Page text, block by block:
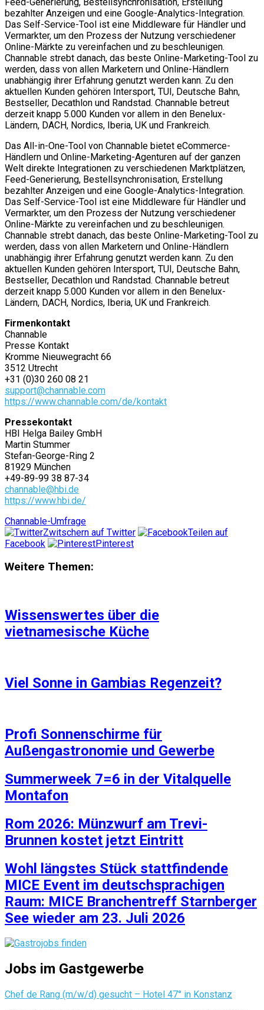
bezahlter Anzeigen und eine Google-Analytics-Integration.
Das Self-Service-Tool ist eine Middleware für Händler und
Vermarkter, um den Prozess der Nutzung verschiedener
Online-Märkte zu vereinfachen und zu beschleunigen.
Channable strebt danach, das beste Online-Marketing-Tool zu
werden, dass von allen Marketern und Online-Händlern
unabhängig ihrer Erfahrung genutzt werden kann. Zu den
aktuellen Kunden gehören Intersport, TUI, Deutsche Bahn,
Bestseller, Decathlon und Randstad. Channable betreut
derzeit knapp 5.000 Kunden vor allem in den Benelux-
Ländern, DACH, Nordics, Iberia, UK und Frankreich.
Das All-in-One-Tool von Channable bietet eCommerce-
Händlern und Online-Marketing-Agenturen auf der ganzen
Welt direkte Integrationen zu verschiedenen Marktplätzen,
Feed-Generierung, Bestellsynchronisation, Erstellung
bezahlter Anzeigen und eine Google-Analytics-Integration.
Das Self-Service-Tool ist eine Middleware für Händler und
Vermarkter, um den Prozess der Nutzung verschiedener
Online-Märkte zu vereinfachen und zu beschleunigen.
Channable strebt danach, das beste Online-Marketing-Tool zu
werden, dass von allen Marketern und Online-Händlern
unabhängig ihrer Erfahrung genutzt werden kann. Zu den
aktuellen Kunden gehören Intersport, TUI, Deutsche Bahn,
Bestseller, Decathlon und Randstad. Channable betreut
derzeit knapp 5.000 Kunden vor allem in den Benelux-
Ländern, DACH, Nordics, Iberia, UK und Frankreich.
Firmenkontakt
Channable
Presse Kontakt
Kromme Nieuwegracht 66
3512 Utrecht
+31 (0)30 260 08 21
support@channable.com
https://www.channable.com/de/kontakt
Pressekontakt
HBI Helga Bailey GmbH
Martin Stummer
Stefan-George-Ring 2
81929 München
+49-89-99 38 87-34
channable@hbi.de
https://www.hbi.de/
Channable-Umfrage
Zwitschern auf Twitter
Teilen auf
Facebook
Pinterest
Weitere Themen:
Wissenswertes über die
vietnamesische Küche
Viel Sonne in Gambias Regenzeit?
Profi Sonnenschirme für
Außengastronomie und Gewerbe
Summerweek 7=6 in der Vitalquelle
Montafon
Rom 2026: Münzwurf am Trevi-
Brunnen kostet jetzt Eintritt
Wohl längstes Stück stattfindende
MICE Event im deutschsprachigen
Raum: MICE Branchentreff Starnberger
See wieder am 23. Juli 2026
Jobs im Gastgewerbe
Chef de Rang (m/w/d) gesucht – Hotel 47° in Konstanz